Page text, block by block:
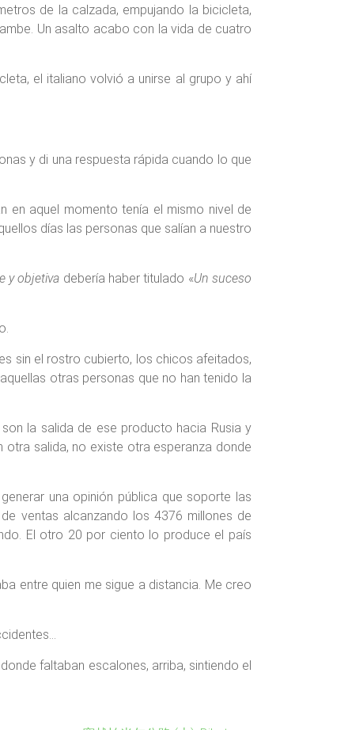
de la calzada, empujando la bicicleta,
Un asalto acabo con la vida de cuatro
el italiano volvió a unirse al grupo y ahí
y di una respuesta rápida cuando lo que
en aquel momento tenía el mismo nivel de
días las personas que salían a nuestro
y objetiva debería haber titulado «Un suceso
sin el rostro cubierto, los chicos afeitados,
otras personas que no han tenido la
la salida de ese producto hacia Rusia y
salida, no existe otra esperanza donde
una opinión pública que soporte las
ventas alcanzando los 4376 millones de
El otro 20 por ciento lo produce el país
entre quien me sigue a distancia. Me creo
faltaban escalones, arriba, sintiendo el